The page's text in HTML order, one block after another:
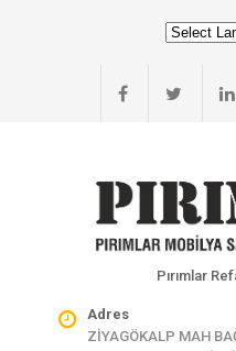
Pırımlar
Adres
ZİYAGÖKALP MAH